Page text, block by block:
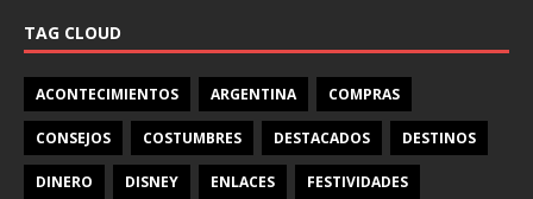
TAG CLOUD
ACONTECIMIENTOS ARGENTINA COMPRAS
CONSEJOS COSTUMBRES DESTACADOS DESTINOS
DINERO DISNEY ENLACES FESTIVIDADES